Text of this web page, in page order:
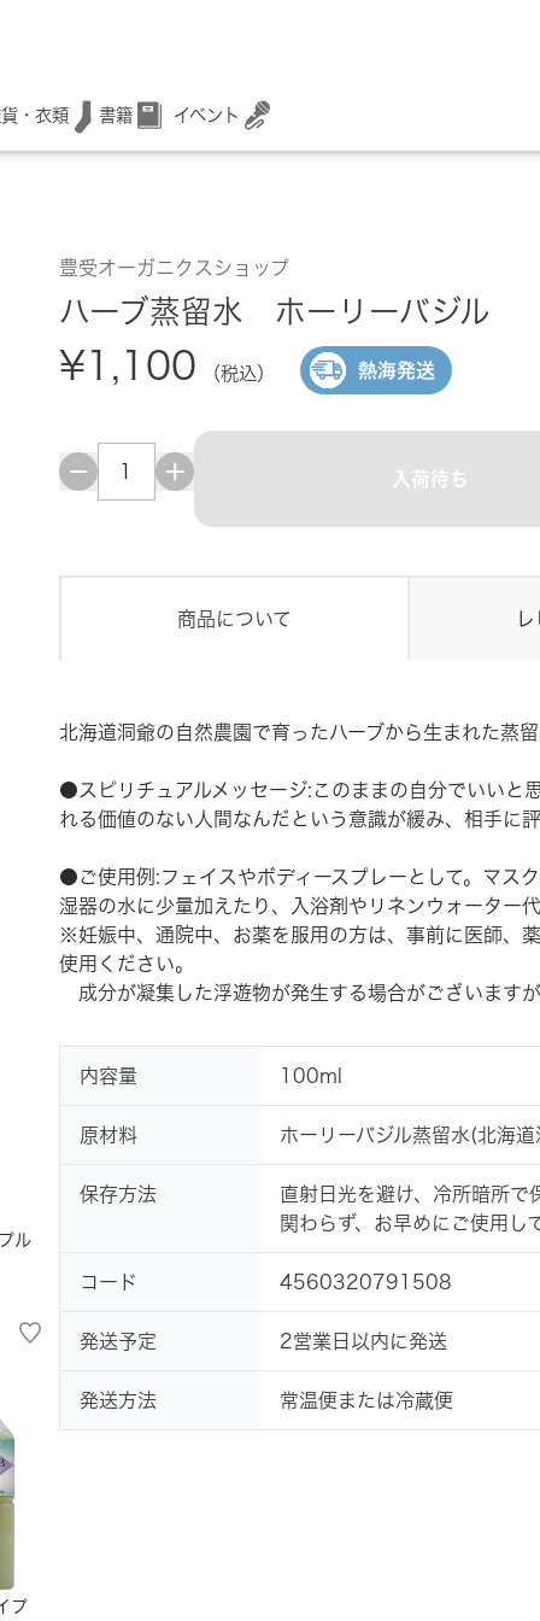
・衣類 書籍 イベント
ル
プ
豊受オーガニクスショップ
ハーブ蒸留水 ホーリーバジル
¥1,100 （税込） 熱海発送
入荷待ち
商品について
北海道洞爺の自然農園で育ったハーブから生まれた蒸
●スピリチュアルメッセージ:このままの自分でいいと
れる価値のない人間なんだという意識が緩み、相手に
●ご使用例:フェイスやボディースプレーとして。マス
湿器の水に少量加えたり、入浴剤やリネンウォーター
※妊娠中、通院中、お薬を服用の方は、事前に医師、
使用ください。
成分が凝集した浮遊物が発生する場合がございます
内容量 100ml
原材料 ホーリーバジル蒸留水(北海道
保存方法
直射日光を避け、冷所暗所で
関わらず、お早めにご使用し
コード 4560320791508
発送予定 2営業日以内に発送
発送方法 常温便または冷蔵便